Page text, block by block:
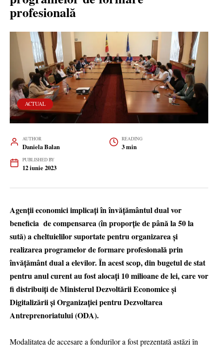
profesională
ACTUAL
AUTHOR
Daniela Balan
READING
3 min
PUBLISHED BY
12 iunie 2023
Agenții economici implicați în învățământul dual vor
beneficia de compensarea (în proporție de până la 50 la
sută) a cheltuielilor suportate pentru organizarea și
realizarea programelor de formare profesională prin
învățământ dual a elevilor. În acest scop, din bugetul de stat
pentru anul curent au fost alocați 10 milioane de lei, care vor
fi distribuiți de Ministerul Dezvoltării Economice și
Digitalizării și Organizației pentru Dezvoltarea
Antreprenoriatului (ODA).
Modalitatea de accesare a fondurilor a fost prezentată astăzi în